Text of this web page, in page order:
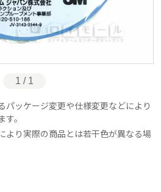
1 / 1
パッケージ変更や仕様変更などにより
。
より実際の商品とは若干色が異なる場